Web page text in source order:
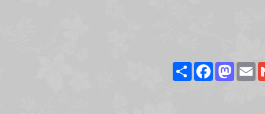
ShareFacebook